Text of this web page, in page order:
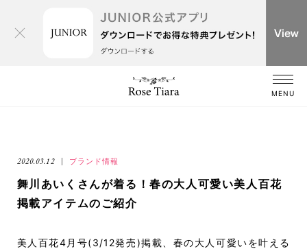
MENU
2020.03.12 ブランド情報
舞川あいくさんが着る！春の大人可愛い美人百花
掲載アイテムのご紹介
美人百花4月号(3/12発売)掲載、春の大人可愛いを叶える